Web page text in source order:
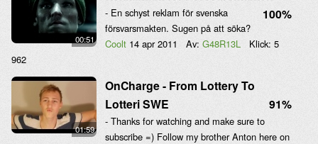
00:51
100%
- En schyst reklam för svenska
försvarsmakten. Sugen på att söka?
Coolt 14 apr 2011 Av: G48R13L Klick: 5
962
01:59
OnCharge - From Lottery To
Lotteri SWE
91%
- Thanks for watching and make sure to
subscribe =) Follow my brother Anton here on